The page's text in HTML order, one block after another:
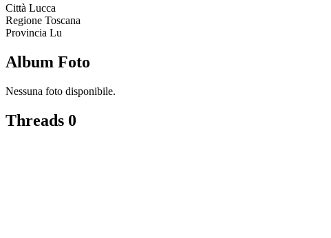
Città Lucca
Regione Toscana
Provincia Lu
Album Foto
Nessuna foto disponibile.
Threads 0